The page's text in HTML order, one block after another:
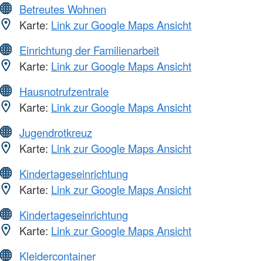
Betreutes Wohnen
Karte: Link zur Google Maps Ansicht
Einrichtung der Familienarbeit
Karte: Link zur Google Maps Ansicht
Hausnotrufzentrale
Karte: Link zur Google Maps Ansicht
Jugendrotkreuz
Karte: Link zur Google Maps Ansicht
Kindertageseinrichtung
Karte: Link zur Google Maps Ansicht
Kindertageseinrichtung
Karte: Link zur Google Maps Ansicht
Kleidercontainer